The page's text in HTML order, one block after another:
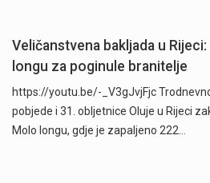
Veličanstvena bakljada u
longu za poginule branitelje
https://youtu.be/-_V3gJvjFjc
pobjede i 31. obljetnice Oluje u Rijeci
Molo longu, gdje je zapaljeno 222…